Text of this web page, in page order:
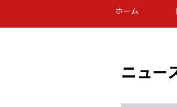
-
第16節 09/05 (土
ニッパツ
-
試合結果
ホーム
ニュー